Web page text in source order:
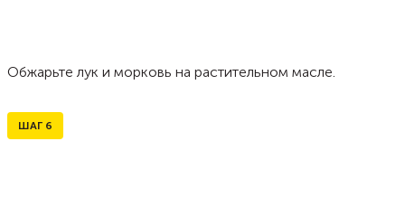
Обжарьте лук и морковь на растительном масле.
ШАГ 6